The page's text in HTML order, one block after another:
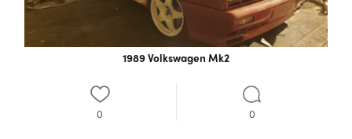
1989 Volkswagen Mk2
0 0